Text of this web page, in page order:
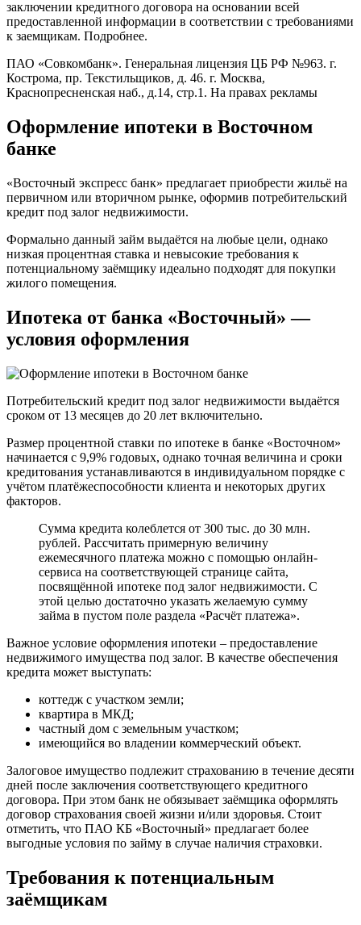
заключении кредитного договора на основании всей
предоставленной информации в соответствии с требованиями
к заемщикам. Подробнее.
ПАО «Совкомбанк». Генеральная лицензия ЦБ РФ №963. г.
Кострома, пр. Текстильщиков, д. 46. г. Москва,
Краснопресненская наб., д.14, стр.1. На правах рекламы
Оформление ипотеки в Восточном
банке
«Восточный экспресс банк» предлагает приобрести жильё на
первичном или вторичном рынке, оформив потребительский
кредит под залог недвижимости.
Формально данный займ выдаётся на любые цели, однако
низкая процентная ставка и невысокие требования к
потенциальному заёмщику идеально подходят для покупки
жилого помещения.
Ипотека от банка «Восточный» —
условия оформления
Потребительский кредит под залог недвижимости выдаётся
сроком от 13 месяцев до 20 лет включительно.
Размер процентной ставки по ипотеке в банке «Восточном»
начинается с 9,9% годовых, однако точная величина и сроки
кредитования устанавливаются в индивидуальном порядке с
учётом платёжеспособности клиента и некоторых других
факторов.
Сумма кредита колеблется от 300 тыс. до 30 млн.
рублей. Рассчитать примерную величину
ежемесячного платежа можно с помощью онлайн-
сервиса на соответствующей странице сайта,
посвящённой ипотеке под залог недвижимости. С
этой целью достаточно указать желаемую сумму
займа в пустом поле раздела «Расчёт платежа».
Важное условие оформления ипотеки – предоставление
недвижимого имущества под залог. В качестве обеспечения
кредита может выступать:
коттедж с участком земли;
квартира в МКД;
частный дом с земельным участком;
имеющийся во владении коммерческий объект.
Залоговое имущество подлежит страхованию в течение десяти
дней после заключения соответствующего кредитного
договора. При этом банк не обязывает заёмщика оформлять
договор страхования своей жизни и/или здоровья. Стоит
отметить, что ПАО КБ «Восточный» предлагает более
выгодные условия по займу в случае наличия страховки.
Требования к потенциальным
заёмщикам